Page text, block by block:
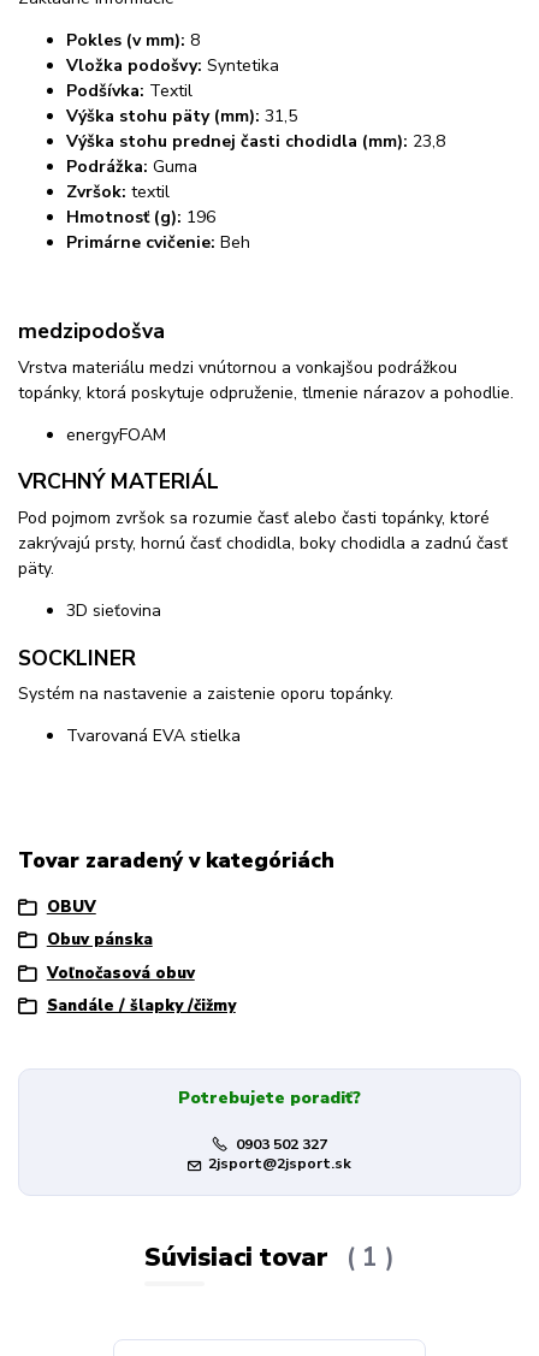
Pokles (v mm): 8
Vložka podošvy: Syntetika
Podšívka: Textil
Výška stohu päty (mm): 31,5
Výška stohu prednej časti chodidla (mm): 23,8
Podrážka: Guma
Zvršok: textil
Hmotnosť (g): 196
Primárne cvičenie: Beh
medzipodošva
Vrstva materiálu medzi vnútornou a vonkajšou podrážkou
topánky, ktorá poskytuje odpruženie, tlmenie nárazov a pohodlie.
energyFOAM
VRCHNÝ MATERIÁL
Pod pojmom zvršok sa rozumie časť alebo časti topánky, ktoré
zakrývajú prsty, hornú časť chodidla, boky chodidla a zadnú časť
päty.
3D sieťovina
SOCKLINER
Systém na nastavenie a zaistenie oporu topánky.
Tvarovaná EVA stielka
Tovar zaradený v kategóriách
OBUV
Obuv pánska
Voľnočasová obuv
Sandále / šlapky /čižmy
Potrebujete poradiť?
0903 502 327
2jsport@2jsport.sk
Súvisiaci tovar 1